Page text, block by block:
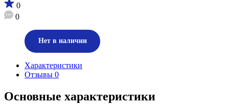
0
0
Нет в наличии
Характеристики
Отзывы 0
Основные характеристики